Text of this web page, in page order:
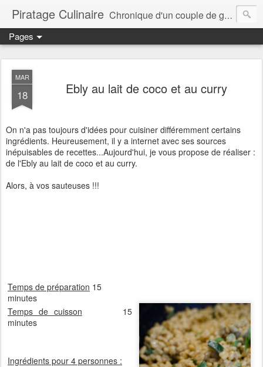
Piratage Culinaire Chronique d'un couple de gourmands
Pages
MAR
18 Ebly au lait de coco et au curry
On n'a pas toujours d'idées pour cuisiner différemment certains
ingrédients. Heureusement, il y a internet avec ses sources
inépuisables de recettes...Aujourd'hui, je vous propose de réaliser :
de l'Ebly au lait de coco et au curry.
Alors, à vos sauteuses !!!
Temps de préparation 15
minutes
Temps de cuisson 15
minutes
Ingrédients pour 4 personnes :